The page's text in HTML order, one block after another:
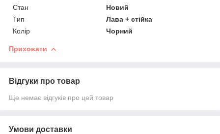
Стан
Новий
Тип
Лава + стійка
Колір
Чорний
Приховати
Відгуки про товар
Ще немає відгуків про цей товар
Умови доставки